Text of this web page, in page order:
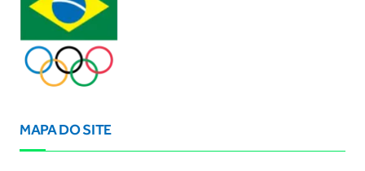
MAPA DO SITE